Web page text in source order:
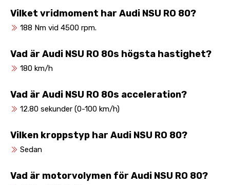
Vilket vridmoment har Audi NSU RO 80?
188 Nm vid 4500 rpm.
Vad är Audi NSU RO 80s högsta hastighet?
180 km/h
Vad är Audi NSU RO 80s acceleration?
12.80 sekunder (0-100 km/h)
Vilken kroppstyp har Audi NSU RO 80?
Sedan
Vad är motorvolymen för Audi NSU RO 80?